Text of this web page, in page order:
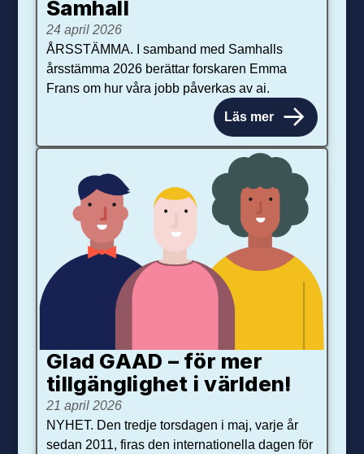
Samhall
24 april 2026
ÅRSSTÄMMA. I samband med Samhalls
årsstämma 2026 berättar forskaren Emma
Frans om hur våra jobb påverkas av ai.
Läs mer
Glad GAAD – för mer
tillgänglighet i världen!
21 april 2026
NYHET. Den tredje torsdagen i maj, varje år
sedan 2011, firas den internationella dagen för